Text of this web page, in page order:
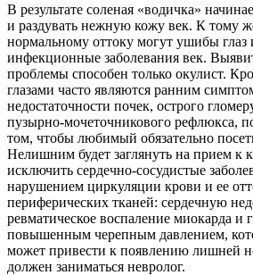
В результате соленая «водичка»
и раздувать нежную кожу век. К тому
нормальному оттоку могут ушибы глаз
инфекционные заболевания век.
проблемы способен только окулист.
глазами часто являются ранним
недостаточности почек, острого
пузырно-мочеточникового рефлюкса,
том, чтобы любимый обязательно
Нелишним будет заглянуть на прием к
исключить сердечно-сосудистые
нарушением циркуляции крови и ее
периферических тканей: сердечную
ревматическое воспаление миокарда
повышенным черепным давлением,
может привести к появлению лишней
должен заниматься невролог.